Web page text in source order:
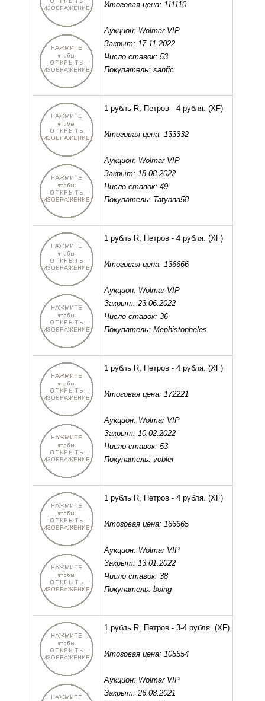
Итоговая цена: 111110
Аукцион: Wolmar VIP
Закрыт: 17.11.2022
Число ставок: 53
Покупатель: sanfic
1 рубль R, Петров - 4 рубля. (XF)
Итоговая цена: 133332
Аукцион: Wolmar VIP
Закрыт: 18.08.2022
Число ставок: 49
Покупатель: Tatyana58
1 рубль R, Петров - 4 рубля. (XF)
Итоговая цена: 136666
Аукцион: Wolmar VIP
Закрыт: 23.06.2022
Число ставок: 36
Покупатель: Mephistopheles
1 рубль R, Петров - 4 рубля. (XF)
Итоговая цена: 172221
Аукцион: Wolmar VIP
Закрыт: 10.02.2022
Число ставок: 53
Покупатель: vobler
1 рубль R, Петров - 4 рубля. (XF)
Итоговая цена: 166665
Аукцион: Wolmar VIP
Закрыт: 13.01.2022
Число ставок: 38
Покупатель: boing
1 рубль R, Петров - 3-4 рубля. (XF)
Итоговая цена: 105554
Аукцион: Wolmar VIP
Закрыт: 26.08.2021